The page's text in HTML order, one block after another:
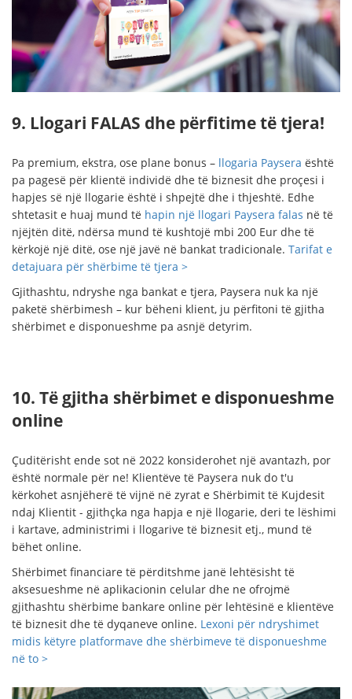
9. Llogari FALAS dhe përfitime të tjera!
Pa premium, ekstra, ose plane bonus – llogaria Paysera është
pa pagesë për klientë individë dhe të biznesit dhe proçesi i
hapjes së një llogarie është i shpejtë dhe i thjeshtë. Edhe
shtetasit e huaj mund të hapin një llogari Paysera falas në të
njëjtën ditë, ndërsa mund të kushtojë mbi 200 Eur dhe të
kërkojë një ditë, ose një javë në bankat tradicionale. Tarifat e
detajuara për shërbime të tjera >
Gjithashtu, ndryshe nga bankat e tjera, Paysera nuk ka një
paketë shërbimesh – kur bëheni klient, ju përfitoni të gjitha
shërbimet e disponueshme pa asnjë detyrim.
10. Të gjitha shërbimet e disponueshme
online
Çuditërisht ende sot në 2022 konsiderohet një avantazh, por
është normale për ne! Klientëve të Paysera nuk do t'u
kërkohet asnjëherë të vijnë në zyrat e Shërbimit të Kujdesit
ndaj Klientit - gjithçka nga hapja e një llogarie, deri te lëshimi
i kartave, administrimi i llogarive të biznesit etj., mund të
bëhet online.
Shërbimet financiare të përditshme janë lehtësisht të
aksesueshme në aplikacionin celular dhe ne ofrojmë
gjithashtu shërbime bankare online për lehtësinë e klientëve
të biznesit dhe të dyqaneve online. Lexoni për ndryshimet
midis këtyre platformave dhe shërbimeve të disponueshme
në to >